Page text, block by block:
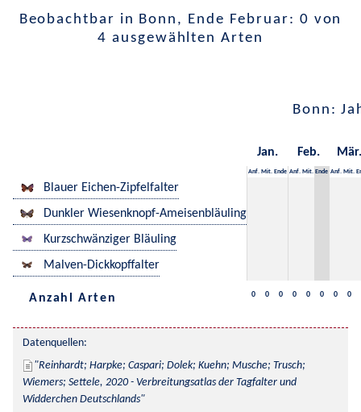
Beobachtbar in Bonn, Ende Februar: 0 von
4 ausgewählten Arten
Bonn:
Jan. Feb. Mär.
Anf. Mit. Ende Anf. Mit. Ende Anf. Mit.
Blauer Eichen-Zipfelfalter
Dunkler Wiesenknopf-Ameisenbläuling
Kurzschwänziger Bläuling
Malven-Dickkopffalter
Anzahl Arten 0 0 0 0 0 0 0 0
Datenquellen:
Reinhardt; Harpke; Caspari; Dolek; Kuehn; Musche; Trusch;
Wiemers; Settele, 2020 - Verbreitungsatlas der Tagfalter und
Widderchen Deutschlands